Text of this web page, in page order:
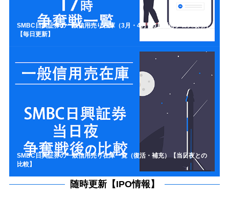
SMBC日興証券の一般信用売り在庫（3月・4月・5月優待クロス取引）
【毎日更新】
SMBC日興証券の一般信用売り在庫一覧（復活・補充）【当日夜との
比較】
随時更新【IPO情報】